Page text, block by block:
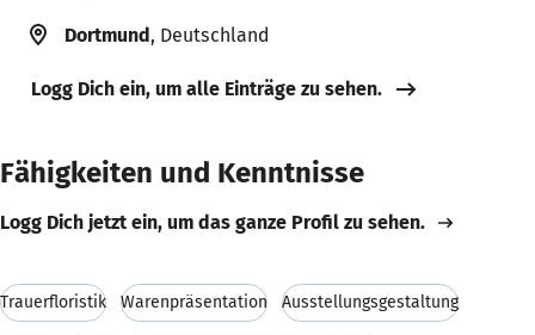
Dortmund, Deutschland
Logg Dich ein, um alle Einträge zu sehen.
Fähigkeiten und Kenntnisse
Logg Dich jetzt ein, um das ganze Profil zu sehen.
Trauerfloristik Warenpräsentation Ausstellungsgestaltung